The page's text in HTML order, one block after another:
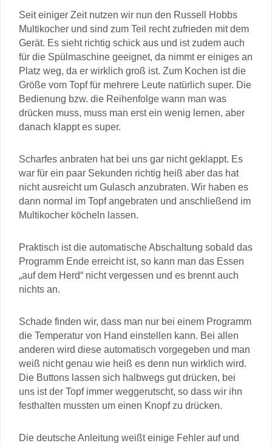
Seit einiger Zeit nutzen wir nun den Russell Hobbs
Multikocher und sind zum Teil recht zufrieden mit dem
Gerät. Es sieht richtig schick aus und ist zudem auch
für die Spülmaschine geeignet, da nimmt er einiges an
Platz weg, da er wirklich groß ist. Zum Kochen ist die
Größe vom Topf für mehrere Leute natürlich super. Die
Bedienung bzw. die Reihenfolge wann man was
drücken muss, muss man erst ein wenig lernen, aber
danach klappt es super.
Scharfes anbraten hat bei uns gar nicht geklappt. Es
war für ein paar Sekunden richtig heiß aber das hat
nicht ausreicht um Gulasch anzubraten. Wir haben es
dann normal im Topf angebraten und anschließend im
Multikocher köcheln lassen.
Praktisch ist die automatische Abschaltung sobald das
Programm Ende erreicht ist, so kann man das Essen
„auf dem Herd“ nicht vergessen und es brennt auch
nichts an.
Schade finden wir, dass man nur bei einem Programm
die Temperatur von Hand einstellen kann. Bei allen
anderen wird diese automatisch vorgegeben und man
weiß nicht genau wie heiß es denn nun wirklich wird.
Die Buttons lassen sich halbwegs gut drücken, bei
uns ist der Topf immer weggerutscht, so dass wir ihn
festhalten mussten um einen Knopf zu drücken.
Die deutsche Anleitung weißt einige Fehler auf und